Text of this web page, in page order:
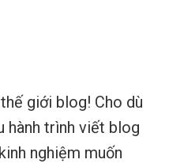
giới blog! Cho dù
hành trình viết blog
nghiệm muốn